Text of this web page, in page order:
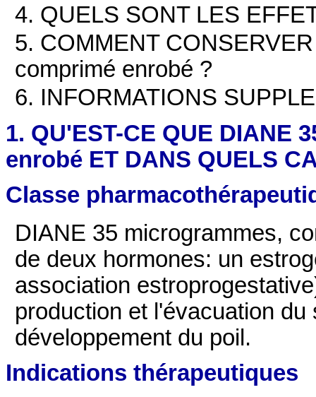
4. QUELS SONT LES
5. COMMENT
comprimé enrobé ?
6. INFORMATIONS
1. QU'EST-CE QUE DIANE
enrobé ET DANS QUELS
Classe
DIANE 35 microgrammes,
de deux hormones: un
association
production et l'évacuation
développement du poil.
Indications thérapeutiques